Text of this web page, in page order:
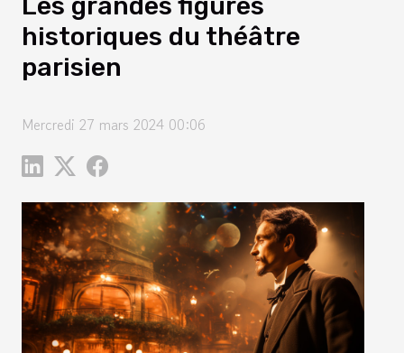
historiques du théâtre
parisien
Mercredi 27 mars 2024 00:06